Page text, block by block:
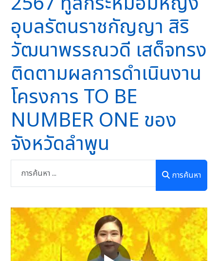
อุบลรัตนราชกัญญา สิริ
วัฒนาพรรณวดี เสด็จทรง
ติดตามผลการดำเนินงาน
โครงการ TO BE
NUMBER ONE ของ
จังหวัดลำพูน
การค้นหา